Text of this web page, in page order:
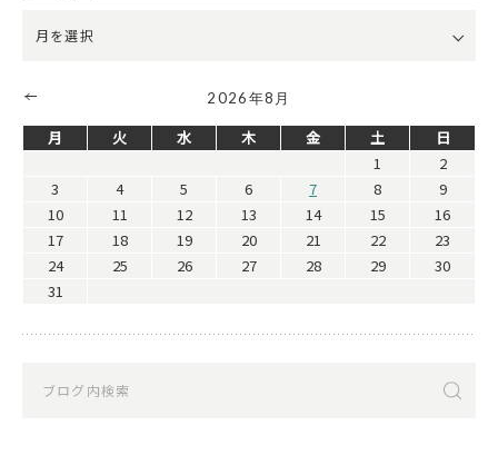
2026年8月
月 火 水 木 金 土
日
1
2
3
4 5 6 7 8
9
10
11 12 13 14 15
16
17
18 19 20 21 22
23
24
25 26 27 28 29
30
31